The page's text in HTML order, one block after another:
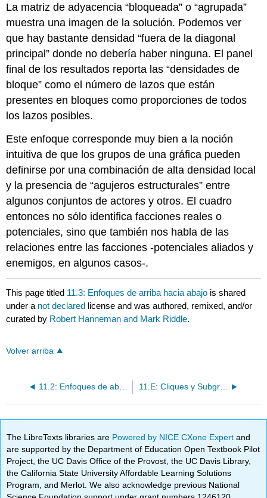
La matriz de adyacencia “bloqueada” o “agrupada”
muestra una imagen de la solución. Podemos ver
que hay bastante densidad “fuera de la diagonal
principal” donde no debería haber ninguna. El panel
final de los resultados reporta las “densidades de
bloque” como el número de lazos que están
presentes en bloques como proporciones de todos
los lazos posibles.
Este enfoque corresponde muy bien a la noción
intuitiva de que los grupos de una gráfica pueden
definirse por una combinación de alta densidad local
y la presencia de “agujeros estructurales” entre
algunos conjuntos de actores y otros. El cuadro
entonces no sólo identifica facciones reales o
potenciales, sino que también nos habla de las
relaciones entre las facciones -potenciales aliados y
enemigos, en algunos casos-.
This page titled 11.3: Enfoques de arriba hacia abajo is shared
under a not declared license and was authored, remixed, and/or
curated by Robert Hanneman and Mark Riddle.
Volver arriba
11.2: Enfoques de abajo hacia arriba 11.E: Cliques y Subgrupos (Ejercicios)
The LibreTexts libraries are Powered by NICE CXone Expertand
are supported by the Department of Education Open Textbook Pilot
Project, the UC Davis Office of the Provost, the UC Davis Library,
the California State University Affordable Learning Solutions
Program, and Merlot. We also acknowledge previous National